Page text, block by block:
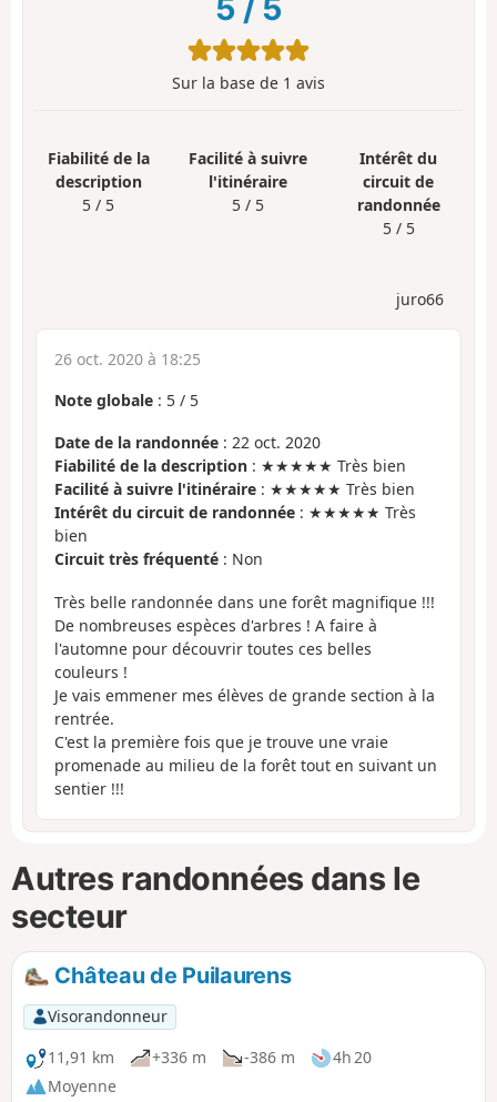
5 / 5
Sur la base de 1 avis
Fiabilité de la
description
5 / 5
Facilité à suivre
l'itinéraire
5 / 5
Intérêt du
circuit de
randonnée
5 / 5
juro66
26 oct. 2020 à 18:25
Note globale : 5 / 5
Date de la randonnée : 22 oct. 2020
Fiabilité de la description : ★★★★★ Très bien
Facilité à suivre l'itinéraire : ★★★★★ Très bien
Intérêt du circuit de randonnée : ★★★★★ Très
bien
Circuit très fréquenté : Non
Très belle randonnée dans une forêt magnifique !!!
De nombreuses espèces d'arbres ! A faire à
l'automne pour découvrir toutes ces belles
couleurs !
Je vais emmener mes élèves de grande section à la
rentrée.
C'est la première fois que je trouve une vraie
promenade au milieu de la forêt tout en suivant un
sentier !!!
Autres randonnées dans le
secteur
Château de Puilaurens
Visorandonneur
11,91 km
+336 m -386 m
4h 20
Moyenne